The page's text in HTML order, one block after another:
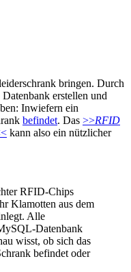
bringen. Durch
erstellen und
Inwiefern ein
befindet. Das >>RFID
kann also ein nützlicher
RFID-Chips
Klamotten aus dem
Alle
Datenbank
wisst, ob sich das
befindet oder